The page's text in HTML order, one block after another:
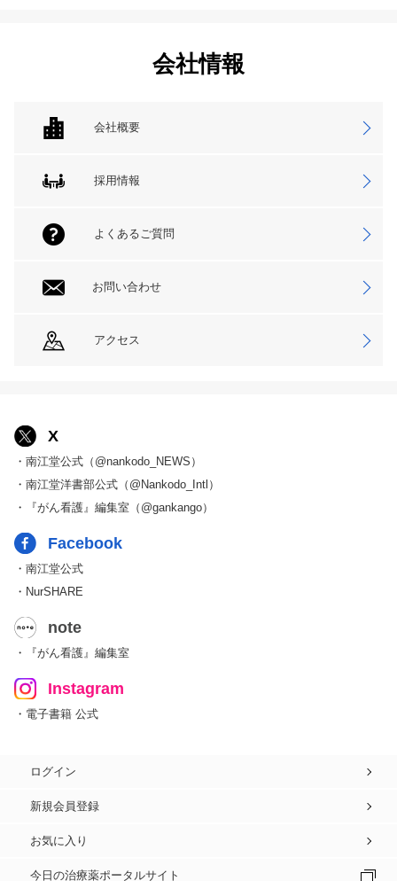
会社情報
会社概要
採用情報
よくあるご質問
お問い合わせ
アクセス
X
・南江堂公式（@nankodo_NEWS）
・南江堂洋書部公式（@Nankodo_Intl）
・『がん看護』編集室（@gankango）
Facebook
・南江堂公式
・NurSHARE
note
・『がん看護』編集室
Instagram
・電子書籍 公式
ログイン
新規会員登録
お気に入り
今日の治療薬ポータルサイト